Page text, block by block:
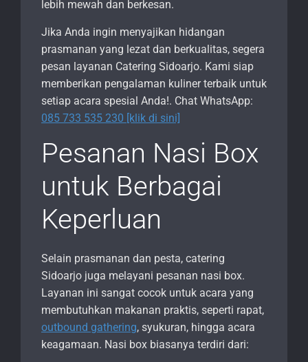
lebih mewah dan berkesan.
Jika Anda ingin menyajikan hidangan
prasmanan yang lezat dan berkualitas, segera
pesan layanan Catering Sidoarjo. Kami siap
memberikan pengalaman kuliner terbaik untuk
setiap acara spesial Anda!. Chat WhatsApp:
085 733 535 230 [klik di sini]
Pesanan Nasi Box
untuk Berbagai
Keperluan
Selain prasmanan dan pesta, catering
Sidoarjo juga melayani pesanan nasi box.
Layanan ini sangat cocok untuk acara yang
membutuhkan makanan praktis, seperti rapat,
outbound gathering, syukuran, hingga acara
keagamaan. Nasi box biasanya terdiri dari: